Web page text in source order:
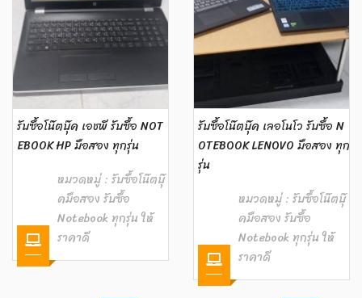
รับซื้อโน๊ตบุ๊ค เอชพี รับซื้อ NOT
EBOOK HP มือสอง ทุกรุ่น
หมวดหมู่ : รับซื้อโน๊ตบุ๊
คมือสอง รับซื้อ
Notebook ทุกรุ่น ให้
ราคาดี
รับซื้อโน๊ตบุ๊ค เลอโนโว รับซื้อ N
OTEBOOK LENOVO มือสอง ทุก
รุ่น
หมวดหมู่ : รับซื้อโน๊ตบุ๊
คมือสอง รับซื้อ
Notebook ทุกรุ่น ให้
ราคาดี